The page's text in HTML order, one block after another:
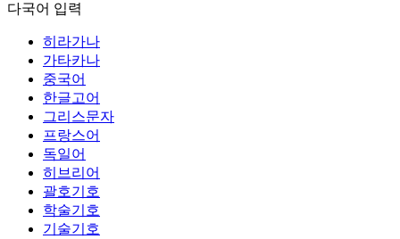
다국어 입력
히라가나
가타카나
중국어
한글고어
그리스문자
프랑스어
독일어
히브리어
괄호기호
학술기호
기술기호